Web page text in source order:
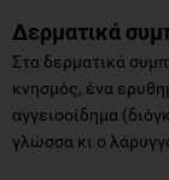
Δερματικά
Στα δερματικά
κνησμός, ένα
αγγειοοίδημα
γλώσσα κι ο